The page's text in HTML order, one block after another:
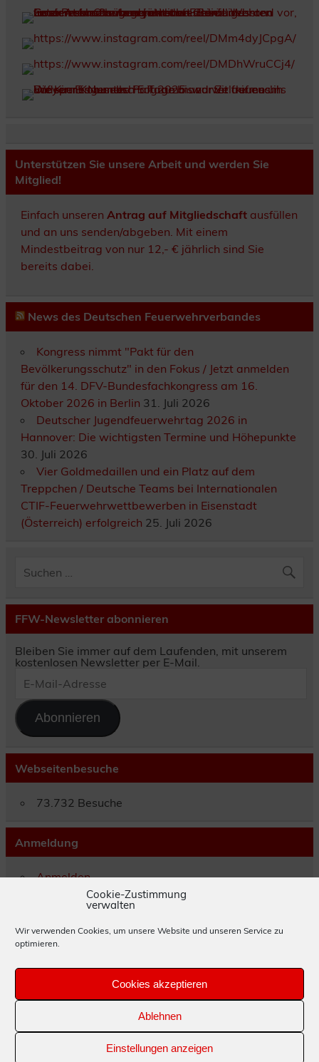
Cookie-Zustimmung
verwalten
Wir verwenden Cookies, um unsere Website und unseren Service zu
optimieren.
Cookies akzeptieren
Ablehnen
Einstellungen anzeigen
Unterstützen Sie unsere Arbeit und werden Sie
Mitglied!
Einfach unseren Antrag auf Mitgliedschaftausfüllen
und an uns senden/abgeben. Mit einem
Mindestbeitrag von nur 12,- € jährlich sind Sie
bereits dabei.
News des Deutschen Feuerwehrverbandes
Kongress nimmt "Pakt für den
Bevölkerungsschutz" in den Fokus / Jetzt anmelden
für den 14. DFV-Bundesfachkongress am 16.
Oktober 2026 in Berlin 31. Juli 2026
Deutscher Jugendfeuerwehrtag 2026 in
Hannover: Die wichtigsten Termine und Höhepunkte
30. Juli 2026
Vier Goldmedaillen und ein Platz auf dem
Treppchen / Deutsche Teams bei Internationalen
CTIF-Feuerwehrwettbewerben in Eisenstadt
(Österreich) erfolgreich 25. Juli 2026
FFW-Newsletter abonnieren
Bleiben Sie immer auf dem Laufenden, mit unserem
kostenlosen Newsletter per E-Mail.
Mail-
Abonnieren
Webseitenbesuche
73.732 Besuche
Anmeldung
Anmelden
Eintrags-Feed
Kommentar-Feed
WordPress.org
Impressum
Datenschutzerklärung